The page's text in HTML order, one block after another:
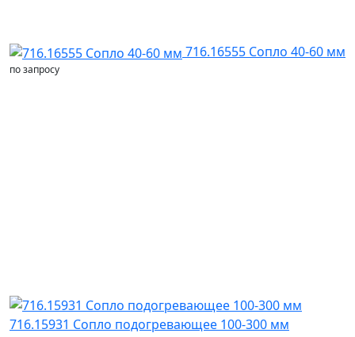
716.16555 Сопло 40-60 мм
по запросу
716.15931 Сопло подогревающее 100-300 мм